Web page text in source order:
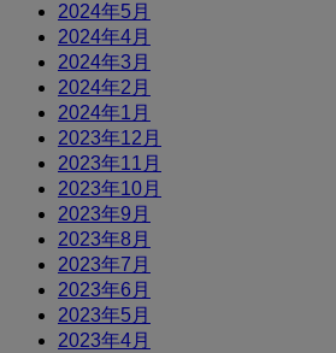
2024年5月
2024年4月
2024年3月
2024年2月
2024年1月
2023年12月
2023年11月
2023年10月
2023年9月
2023年8月
2023年7月
2023年6月
2023年5月
2023年4月